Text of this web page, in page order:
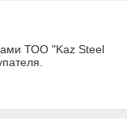
ТОО "Kaz Steel